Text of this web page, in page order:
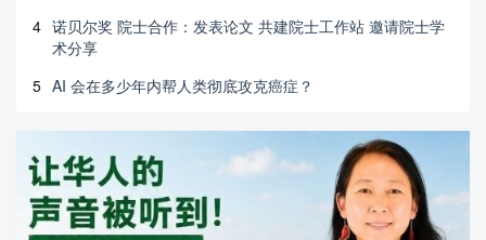
4 诺贝尔奖 院士合作：发表论文 共建院士工作站 邀请院士学
术分享
5 AI 会在多少年内帮人类彻底攻克癌症？